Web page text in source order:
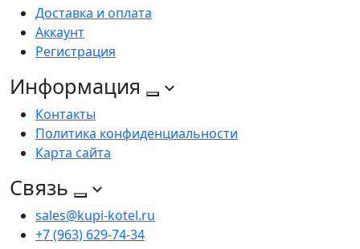
Доставка и оплата
Аккаунт
Регистрация
Информация
Контакты
Политика конфиденциальности
Карта сайта
Связь
sales@kupi-kotel.ru
+7 (963) 629-74-34